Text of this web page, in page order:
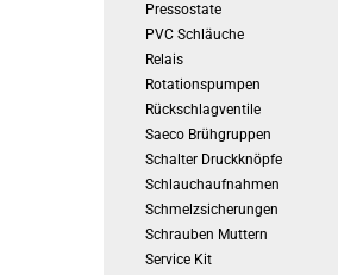
Pressostate
PVC Schläuche
Relais
Rotationspumpen
Rückschlagventile
Saeco Brühgruppen
Schalter Druckknöpfe
Schlauchaufnahmen
Schmelzsicherungen
Schrauben Muttern
Service Kit